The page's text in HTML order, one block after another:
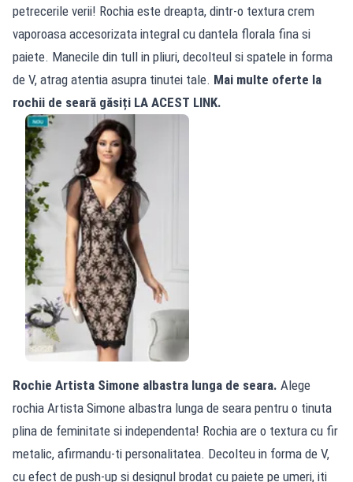
petrecerile verii! Rochia este dreapta, dintr-o textura crem
vaporoasa accesorizata integral cu dantela florala fina si
paiete. Manecile din tull in pliuri, decolteul si spatele in forma
de V, atrag atentia asupra tinutei tale. Mai multe oferte la
rochii de seară găsiți LA ACEST LINK.
Rochie Artista Simone albastra lunga de seara. Alege
rochia Artista Simone albastra lunga de seara pentru o tinuta
plina de feminitate si independenta! Rochia are o textura cu fir
metalic, afirmandu-ti personalitatea. Decolteu in forma de V,
cu efect de push-up si designul brodat cu paiete pe umeri, iti